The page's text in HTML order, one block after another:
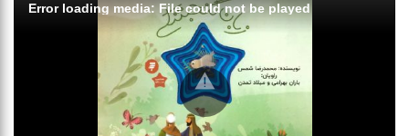
Error loading media: File could not be played